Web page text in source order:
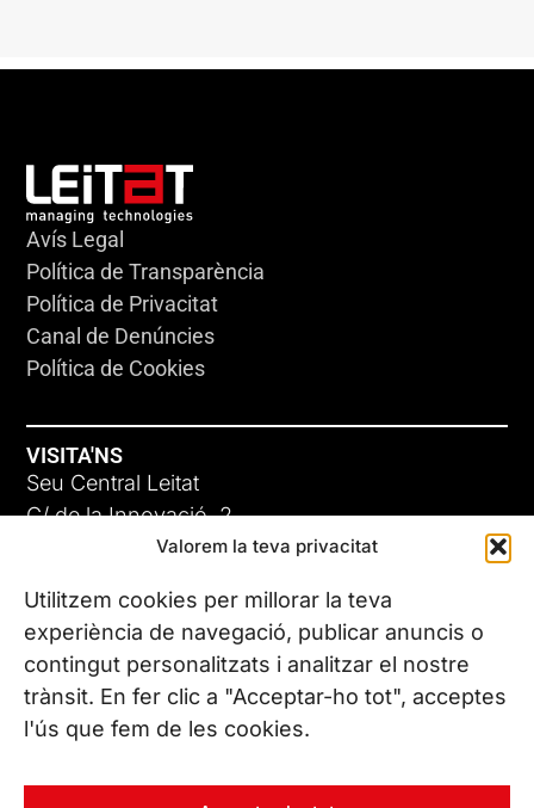
Valorem la teva privacitat
Utilitzem cookies per millorar la teva
experiència de navegació, publicar anuncis o
contingut personalitzats i analitzar el nostre
trànsit. En fer clic a "Acceptar-ho tot", acceptes
l'ús que fem de les cookies.
Avís Legal
Política de Transparència
Política de Privacitat
Canal de Denúncies
Política de Cookies
VISITA'NS
Seu Central Leitat
C/ de la Innovació, 2
08225 Terrassa, (Barcelona)
Coneix les nostres seus
CONTACTA’NS
Tel. (+34) 937 882 300